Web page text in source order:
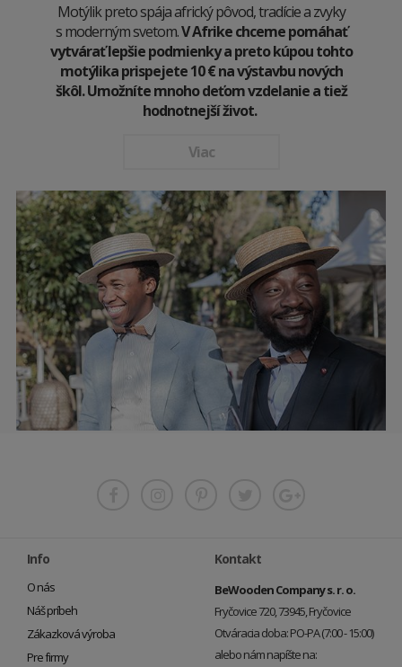
Motýlik preto spája africký pôvod, tradície a zvyky
s moderným svetom.V Afrike chceme pomáhať
vytvárať lepšie podmienky a preto kúpou tohto
motýlika prispejete 10€na výstavbu nových
škôl. Umožníte mnoho deťom vzdelanie a tiež
hodnotnejší život.
Viac
Info
O nás
Náš príbeh
Zákazková výroba
Pre firmy
Kontakt
BeWooden Company s. r. o.
Fryčovice 720, 73945, Fryčovice
Otváracia doba: PO-PA (7:00 - 15:00)
alebo nám napíšte na: